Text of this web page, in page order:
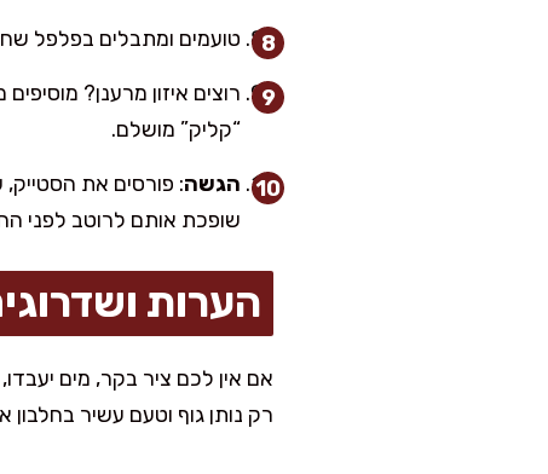
טועמים ומתבלים בפלפל
רוצים איזון מרענן?
“קליק” מושלם.
הגשה: פורסים את
שופכת אותם לרוטב לפני
הערות
אם אין לכם ציר בקר, מים
רק נותן גוף וטעם עשיר